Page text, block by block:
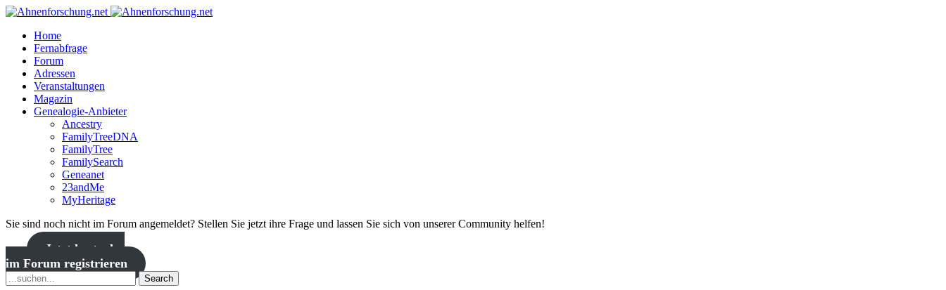
Home
Fernabfrage
Forum
Adressen
Veranstaltungen
Magazin
Genealogie-Anbieter
Ancestry
FamilyTreeDNA
FamilyTree
FamilySearch
Geneanet
23andMe
MyHeritage
Sie sind noch nicht im Forum angemeldet? Stellen Sie jetzt ihre Frage und lassen Sie sich von unserer Community helfen!
Jetzt kostenlos
im Forum registrieren
Search